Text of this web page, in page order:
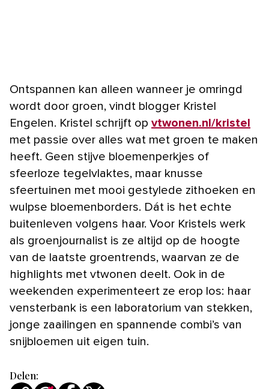
Ontspannen kan alleen wanneer je omringd
wordt door groen, vindt blogger Kristel
Engelen. Kristel schrijft op vtwonen.nl/kristel
met passie over alles wat met groen te maken
heeft. Geen stijve bloemenperkjes of
sfeerloze tegelvlaktes, maar knusse
sfeertuinen met mooi gestylede zithoeken en
wulpse bloemenborders. Dát is het echte
buitenleven volgens haar. Voor Kristels werk
als groenjournalist is ze altijd op de hoogte
van de laatste groentrends, waarvan ze de
highlights met vtwonen deelt. Ook in de
weekenden experimenteert ze erop los: haar
vensterbank is een laboratorium van stekken,
jonge zaailingen en spannende combi’s van
snijbloemen uit eigen tuin.
Delen: